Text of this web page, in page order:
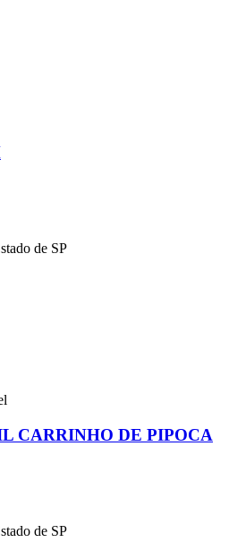
de SP
CARRINHO DE PIPOCA
de SP